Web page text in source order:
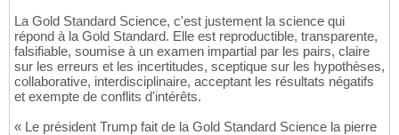
La Gold Standard Science, c'est justement la science qui
répond à la Gold Standard. Elle est reproductible, transparente,
falsifiable, soumise à un examen impartial par les pairs, claire
sur les erreurs et les incertitudes, sceptique sur les hypothèses,
collaborative, interdisciplinaire, acceptant les résultats négatifs
et exempte de conflits d'intérêts.
« Le président Trump fait de la Gold Standard Science la pierre